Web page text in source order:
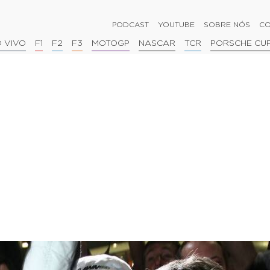
PODCAST YOUTUBE SOBRE NÓS
VIVO F1 F2 F3 MOTOGP NASCAR TCR PORSCHE